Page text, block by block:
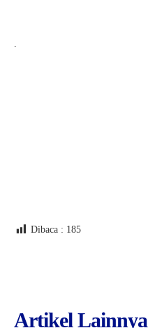
Dibaca : 185
Artikel Lainnya